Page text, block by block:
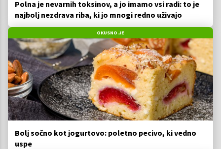
Polna je nevarnih toksinov, a jo imamo vsi radi: to je
najbolj nezdrava riba, ki jo mnogi redno uživajo
OKUSNO.JE
Bolj sočno kot jogurtovo: poletno pecivo, ki vedno
uspe